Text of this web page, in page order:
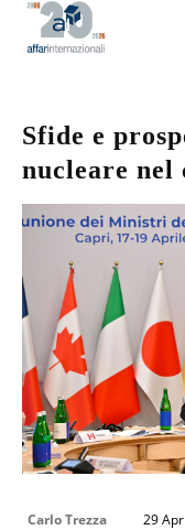
Sfide e
nucleare nel
Carlo Trezza 29